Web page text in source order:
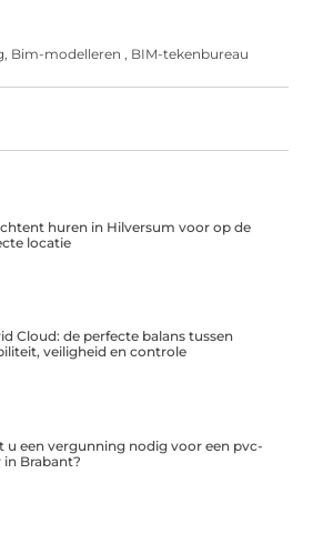
, Bim-modelleren , BIM-tekenbureau
huren in Hilversum voor op de
locatie
Cloud: de perfecte balans tussen
veiligheid en controle
u een vergunning nodig voor een pvc-
in Brabant?